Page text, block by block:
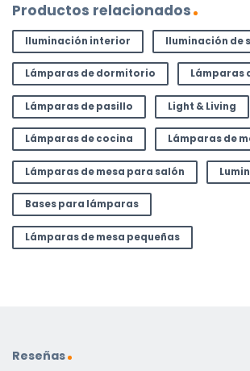
Productos relacionados
Iluminación interior Iluminación de
Lámparas de dormitorio Lámparas
Lámparas de pasillo Light & Living
Lámparas de cocina Lámparas de
Lámparas de mesa para salón
Bases para lámparas
Lámparas de mesa pequeñas
Reseñas